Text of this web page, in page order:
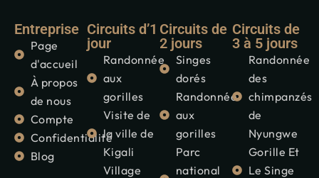
Entreprise
Page
d'accueil
À propos
de nous
Compte
Confidentialité
Blog
Circuits d’1
jour
Randonnée
aux
gorilles
Visite de
la ville de
Kigali
Village
Circuits de
2 jours
Singes
dorés
Randonnée
aux
gorilles
Parc
national
Circuits de
3 à 5 jours
Randonnée
des
chimpanzés
de
Nyungwe
Gorille Et
Le Singe